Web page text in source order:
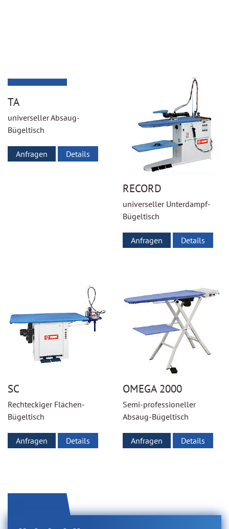
TA
universeller Absaug-
Bügeltisch
Anfragen Details
RECORD
universeller Unterdampf-
Bügeltisch
Anfragen Details
SC
Rechteckiger Flächen-
Bügeltisch
Anfragen Details
OMEGA 2000
Semi-professioneller
Absaug-Bügeltisch
Anfragen Details